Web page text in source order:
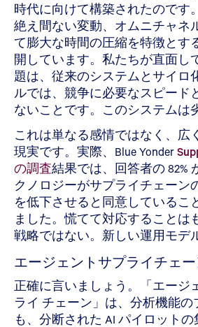
時代に向けて構築されたのです
絶え間ない変動、オムニチャネ
て膨大な時間の圧縮を特徴とす
開しています。私たちが直面し
題は、従来のシステムとサイロ
ルでは、競争に必要なスピード
ないことです。このシステムは
これは単なる感情ではなく、広
現実です。実際、Blue Yonder
の調査結果では、回答者の 82%
クノロジーがサプライチェーン
を低下させると同意しているこ
ました。慌てて対応することは
戦略ではない。新しい運用モデ
エージェントサプライチェ
正確に言いましょう。「エージ
ライ チェーン」は、分析機能
も、分断された AI パイロット